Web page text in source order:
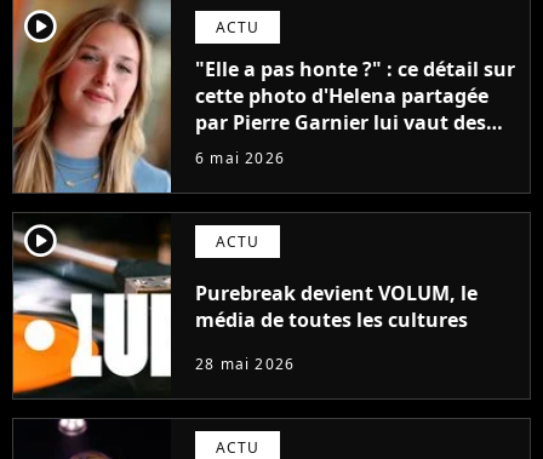
player2 ACTU
"Elle a pas honte ?" : ce détail sur
cette photo d'Helena partagée
par Pierre Garnier lui vaut des
moqueries injustes
6 mai 2026
player2 ACTU
Purebreak devient VOLUM, le
média de toutes les cultures
28 mai 2026
ACTU